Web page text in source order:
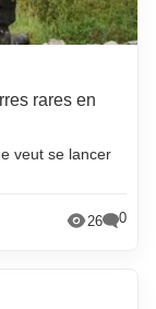
rares en
veut se lancer
26 0